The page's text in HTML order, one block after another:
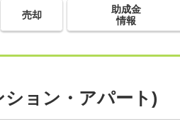
売却
助成金
情報
ョン・アパート)